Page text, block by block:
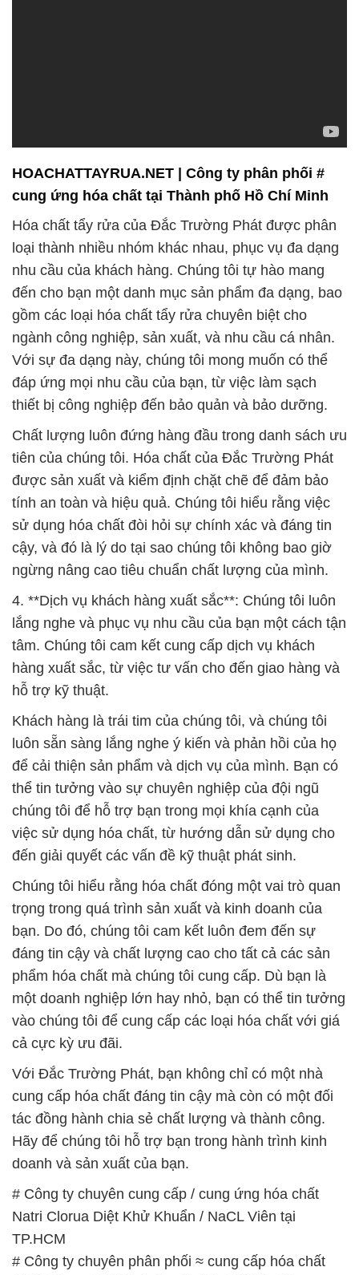
HOACHATTAYRUA.NET | Công ty phân phối #
cung ứng hóa chất tại Thành phố Hồ Chí Minh
Hóa chất tẩy rửa của Đắc Trường Phát được phân
loại thành nhiều nhóm khác nhau, phục vụ đa dạng
nhu cầu của khách hàng. Chúng tôi tự hào mang
đến cho bạn một danh mục sản phẩm đa dạng, bao
gồm các loại hóa chất tẩy rửa chuyên biệt cho
ngành công nghiệp, sản xuất, và nhu cầu cá nhân.
Với sự đa dạng này, chúng tôi mong muốn có thể
đáp ứng mọi nhu cầu của bạn, từ việc làm sạch
thiết bị công nghiệp đến bảo quản và bảo dưỡng.
Chất lượng luôn đứng hàng đầu trong danh sách ưu
tiên của chúng tôi. Hóa chất của Đắc Trường Phát
được sản xuất và kiểm định chặt chẽ để đảm bảo
tính an toàn và hiệu quả. Chúng tôi hiểu rằng việc
sử dụng hóa chất đòi hỏi sự chính xác và đáng tin
cậy, và đó là lý do tại sao chúng tôi không bao giờ
ngừng nâng cao tiêu chuẩn chất lượng của mình.
4. **Dịch vụ khách hàng xuất sắc**: Chúng tôi luôn
lắng nghe và phục vụ nhu cầu của bạn một cách tận
tâm. Chúng tôi cam kết cung cấp dịch vụ khách
hàng xuất sắc, từ việc tư vấn cho đến giao hàng và
hỗ trợ kỹ thuật.
Khách hàng là trái tim của chúng tôi, và chúng tôi
luôn sẵn sàng lắng nghe ý kiến và phản hồi của họ
để cải thiện sản phẩm và dịch vụ của mình. Bạn có
thể tin tưởng vào sự chuyên nghiệp của đội ngũ
chúng tôi để hỗ trợ bạn trong mọi khía cạnh của
việc sử dụng hóa chất, từ hướng dẫn sử dụng cho
đến giải quyết các vấn đề kỹ thuật phát sinh.
Chúng tôi hiểu rằng hóa chất đóng một vai trò quan
trọng trong quá trình sản xuất và kinh doanh của
bạn. Do đó, chúng tôi cam kết luôn đem đến sự
đáng tin cậy và chất lượng cao cho tất cả các sản
phẩm hóa chất mà chúng tôi cung cấp. Dù bạn là
một doanh nghiệp lớn hay nhỏ, bạn có thể tin tưởng
vào chúng tôi để cung cấp các loại hóa chất với giá
cả cực kỳ ưu đãi.
Với Đắc Trường Phát, bạn không chỉ có một nhà
cung cấp hóa chất đáng tin cậy mà còn có một đối
tác đồng hành chia sẻ chất lượng và thành công.
Hãy để chúng tôi hỗ trợ bạn trong hành trình kinh
doanh và sản xuất của bạn.
# Công ty chuyên cung cấp / cung ứng hóa chất
Natri Clorua Diệt Khử Khuẩn / NaCL Viên tại
TP.HCM
# Công ty chuyên phân phối ≈ cung cấp hóa chất